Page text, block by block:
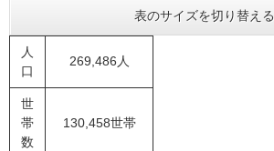
表のサイズを切り替える
人
口
269,486人
世
帯
数
130,458世帯